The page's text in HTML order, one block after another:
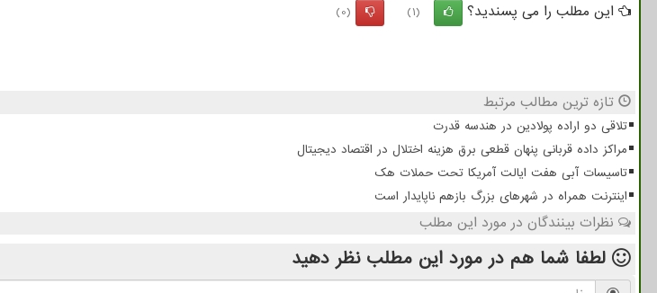
این مطلب را می پسندید؟
(1)
(0)
تازه ترین مطالب مرتبط
تلاقی دو اراده پولادین در هندسه قدرت
مراکز داده قربانی پنهان قطعی برق هزینه اختلال در اقتصاد دیجیتال
تاسیسات آبی هفت ایالت آمریکا تحت حملات هک
اینترنت همراه در شهرهای بزرگ بازهم ناپایدار است
نظرات بینندگان در مورد این مطلب
لطفا شما هم در مورد این مطلب نظر دهید